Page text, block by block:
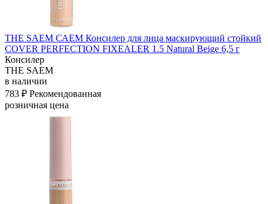
THE SAEM САЕМ Консилер для лица маскирующий стойкий
COVER PERFECTION FIXEALER 1.5 Natural Beige 6,5 г
Консилер
THE SAEM
в наличии
783 ₽ Рекомендованная
розничная цена